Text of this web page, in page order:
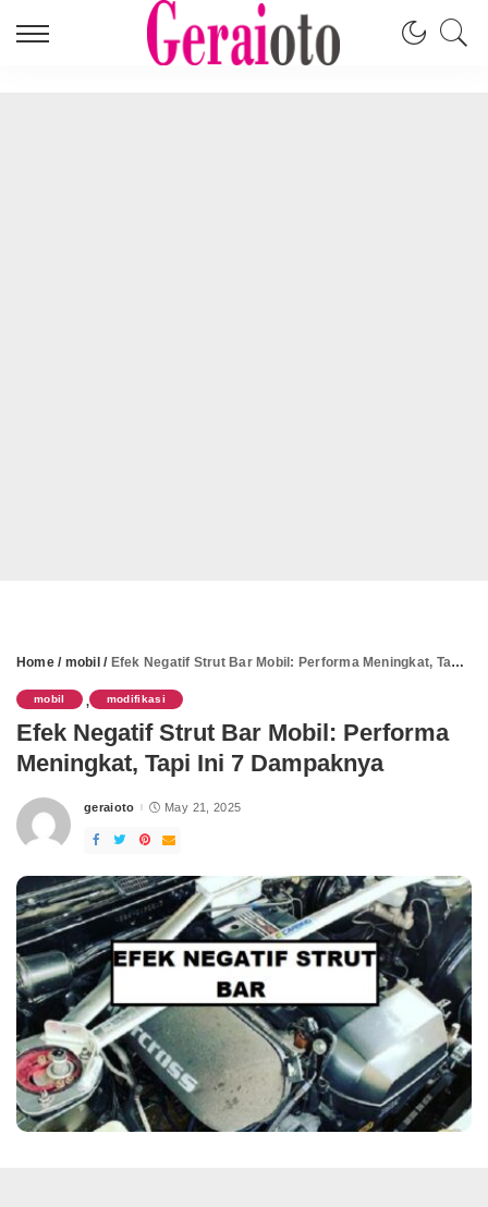
Home/ mobil / Efek Negatif Strut Bar Mobil: Performa Meningkat, Tapi Ini 7 Dampaknya
mobil , modifikasi
Efek Negatif Strut Bar Mobil: Performa
Meningkat, Tapi Ini 7 Dampaknya
Posted
geraioto May 21, 2025